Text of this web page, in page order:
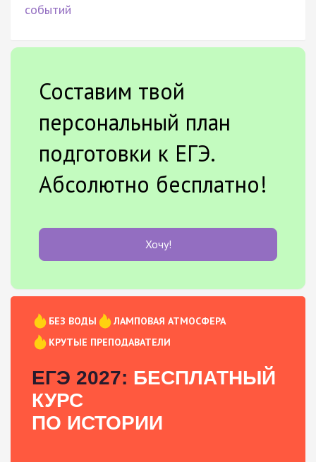
событий
Составим твой
персональный план
подготовки к ЕГЭ.
Абсолютно бесплатно!
Хочу!
БЕЗ ВОДЫ
ЛАМПОВАЯ АТМОСФЕРА
КРУТЫЕ ПРЕПОДАВАТЕЛИ
ЕГЭ 2027: БЕСПЛАТНЫЙ
КУРС
ПО ИСТОРИИ